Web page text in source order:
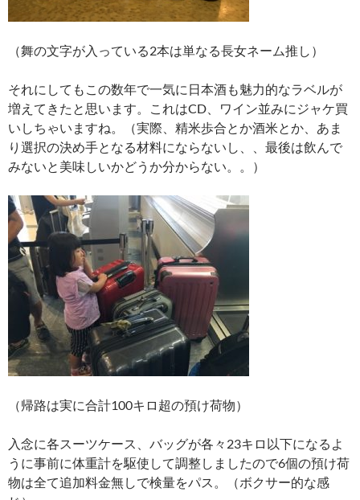
（舞の文字が入っている2本は単なる長女ネーム推し）
それにしてもこの数年で一気に日本酒も魅力的なラベルが
増えてきたと思います。これはCD、ワイン並みにジャケ買
いしちゃいますね。（実際、精米歩合とか酒米とか、あま
り選択の決め手となる材料にならないし、、最後は飲んで
みないと美味しいかどうか分からない。。）
（帰路は実に合計100キロ超の預け荷物）
入念に各スーツケース、バッグが各々23キロ以下になるよ
うに事前に体重計を駆使して調整しましたので6個の預け荷
物は全て追加料金無しで検量をパス。（ボクサー的な感